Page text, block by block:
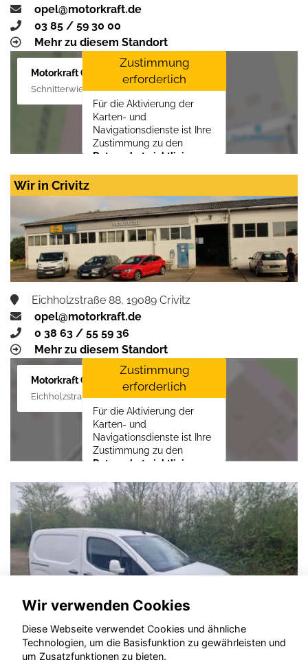
opel@motorkraft.de
03 85 / 59 30 00
Mehr zu diesem Standort
Motorkraft GmbH
Schnitterwiese 1, 19055 Schwerin
Zustimmung
erforderlich
Für die Aktivierung der
Karten- und
Navigationsdienste ist Ihre
Zustimmung zu den
Datenschutzrichtlinien
Zustimmen und
aktivieren
Wir in Crivitz
Eichholzstraße 88, 19089 Crivitz
opel@motorkraft.de
0 38 63 / 55 59 36
Mehr zu diesem Standort
Motorkraft GmbH
Eichholzstraße 88, 19089 Crivitz
Zustimmung
erforderlich
Für die Aktivierung der
Karten- und
Navigationsdienste ist Ihre
Zustimmung zu den
Datenschutzrichtlinien
LLCerforderlich.
Zustimmen und
aktivieren
Wir verwenden Cookies
Diese Webseite verwendet Cookies und ähnliche
Technologien, um die Basisfunktion zu gewährleisten und
um Zusatzfunktionen zu bieten.